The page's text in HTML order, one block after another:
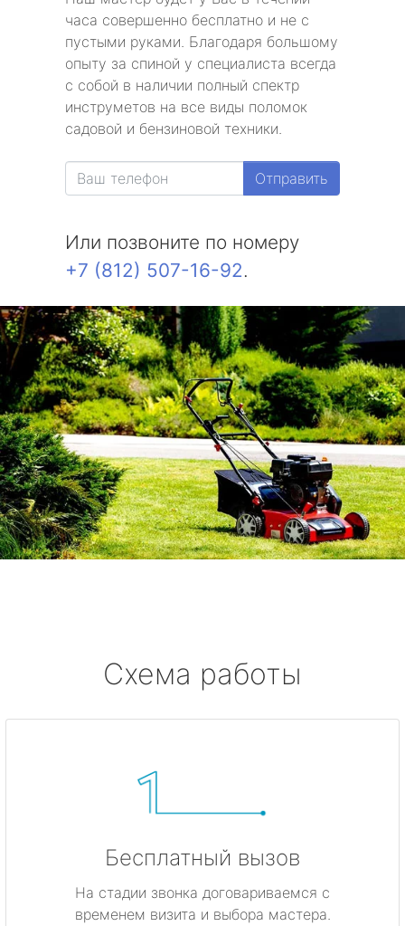
часа совершенно бесплатно и не с
пустыми руками. Благодаря большому
опыту за спиной у специалиста всегда
с собой в наличии полный спектр
инструметов на все виды поломок
садовой и бензиновой техники.
Отправить
Или позвоните по номеру
+7 (812) 507-16-92.
Схема работы
Бесплатный вызов
На стадии звонка договариваемся с
временем визита и выбора мастера.